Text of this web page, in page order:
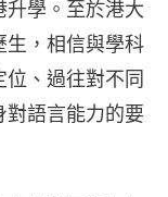
升學。至於港大
生，相信與學科
、過往對不同
對語言能力的要